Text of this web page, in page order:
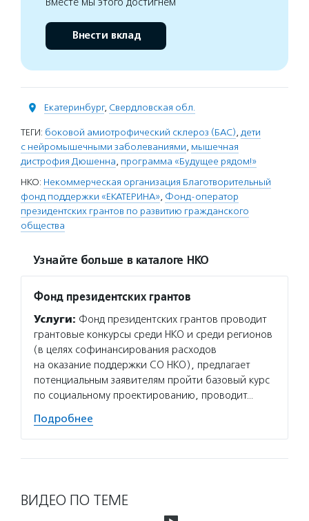
Внести вклад
Екатеринбург, Свердловская обл.
ТЕГИ: боковой амиотрофический склероз (БАС), дети
с нейромышечными заболеваниями, мышечная
дистрофия Дюшенна, программа «Будущее рядом!»
НКО: Некоммерческая организация Благотворительный
фонд поддержки «ЕКАТЕРИНА», Фонд-оператор
президентских грантов по развитию гражданского
общества
Узнайте больше в каталоге НКО
Фонд президентских грантов
Услуги: Фонд президентских грантов проводит
грантовые конкурсы среди НКО и среди регионов
(в целях софинансирования расходов
на оказание поддержки СО НКО), предлагает
потенциальным заявителям пройти базовый курс
по социальному проектированию, проводит…
Подробнее
ВИДЕО ПО ТЕМЕ